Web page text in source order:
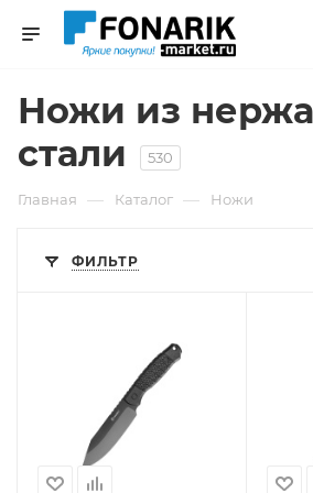
Ножи из
стали
530
Главная — Каталог — Ножи
ФИЛЬТР